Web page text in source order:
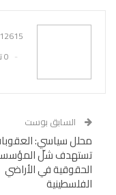
12615 المشاركات
0 تعليقات
السابق بوست
محلل سياسي:
تستهدف شلّ
الحقوقية في الأراضي
الفلسطينية